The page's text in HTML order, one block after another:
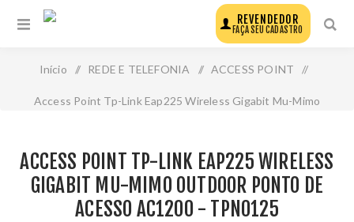
REVENDEDOR
FAÇA SEU CADASTRO
Início / REDE E TELEFONIA / ACCESS POINT /
Access Point Tp-Link Eap225 Wireless Gigabit Mu-Mimo
ACCESS POINT TP-LINK EAP225 WIRELESS
GIGABIT MU-MIMO OUTDOOR PONTO DE
ACESSO AC1200 - TPN0125